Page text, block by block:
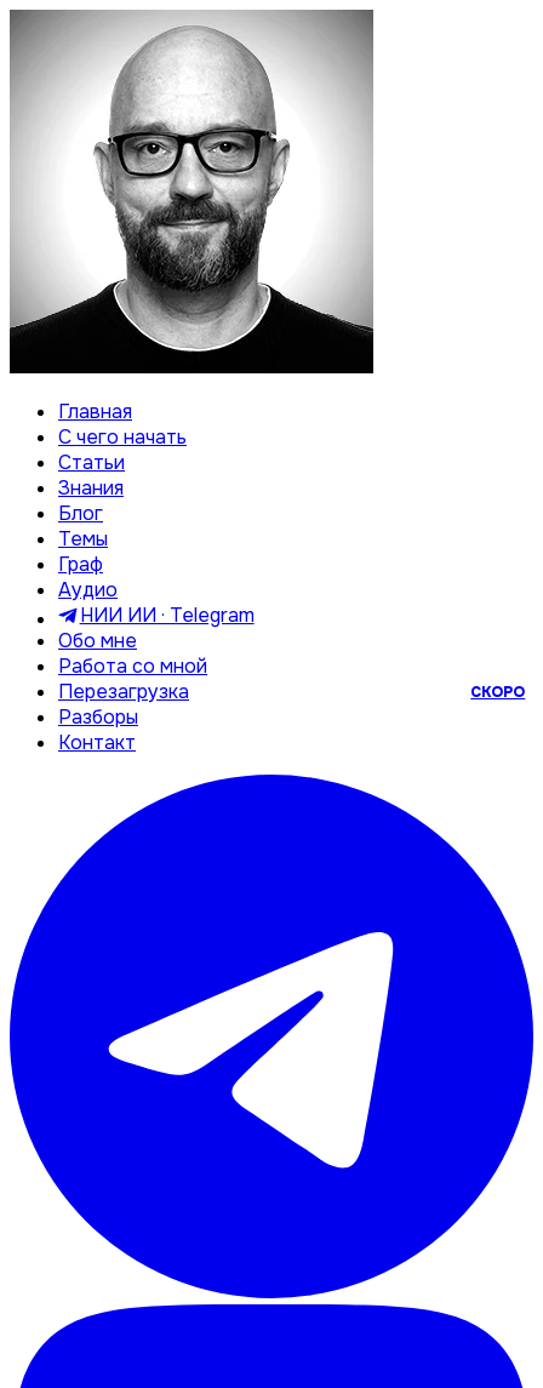
Главная
С чего начать
Статьи
Знания
Блог
Темы
Граф
Аудио
НИИ ИИ · Telegram
Обо мне
Работа со мной
Перезагрузка
СКОРО
Разборы
Контакт